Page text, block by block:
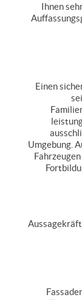
Ihnen
Einen
Umgebung.